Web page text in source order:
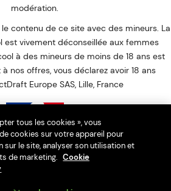
modération.
contenu de ce site avec des mineurs. La
est vivement déconseillée aux femmes
à des mineurs de moins de 18 ans est
nos offres, vous déclarez avoir 18 ans
Europe SAS, Lille, France
boissons alcooliques aux mineurs de
moins de 18 ans
l'acheteur est exigée au moment de la
tous les cookies », vous
cookies sur votre appareil pour
sur le site, analyser son utilisation et
de marketing. Cookie